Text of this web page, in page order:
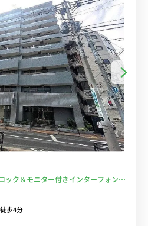
ック＆モニター付きインターフォン完
地■選べるWi-Fi格安レンタル中！
歩4分